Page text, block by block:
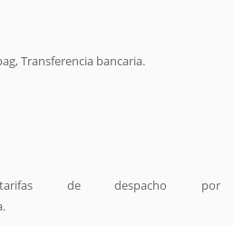
Transferencia bancaria.
de despacho por